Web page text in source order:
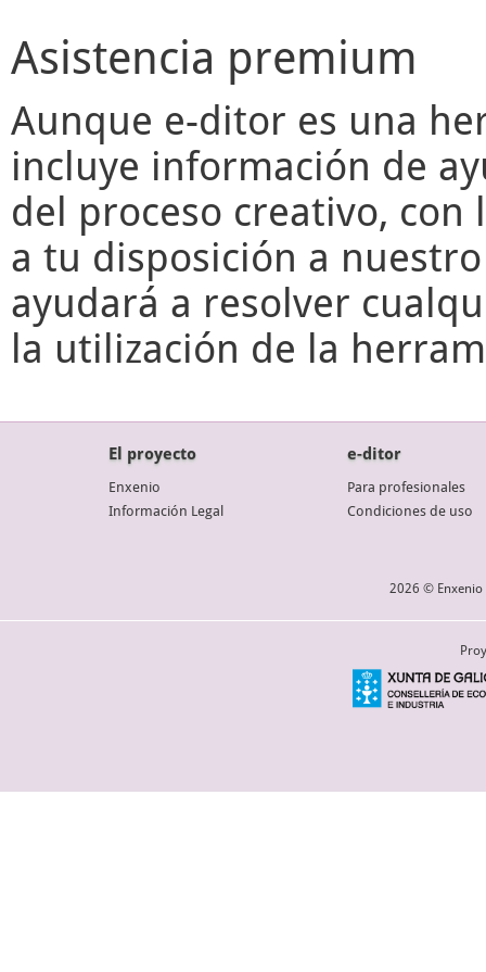
Asistencia premium
Aunque e-ditor es una
incluye información de
del proceso creativo,
a tu disposición a
ayudará a resolver
la utilización de la
El proyecto
Enxenio
Información Legal
e-ditor
Para profesionales
Condiciones de uso
2026 © Enxenio